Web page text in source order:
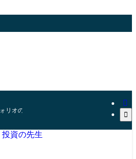
リオの組み方とリスク管理の秘訣
投資の先生